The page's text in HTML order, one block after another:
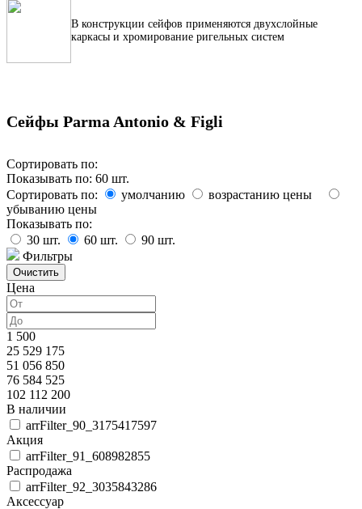
В конструкции сейфов применяются двухслойные
каркасы и хромирование ригельных систем
Сейфы Parma Antonio & Figli
Сортировать по:
Показывать по: 60 шт.
Сортировать по:
умолчанию
возрастанию цены
убыванию цены
Показывать по:
30 шт. 60 шт. 90 шт.
Фильтры
Цена
1 500
25 529 175
51 056 850
76 584 525
102 112 200
В наличии
arrFilter_90_3175417597
Акция
arrFilter_91_608982855
Распродажа
arrFilter_92_3035843286
Аксессуар